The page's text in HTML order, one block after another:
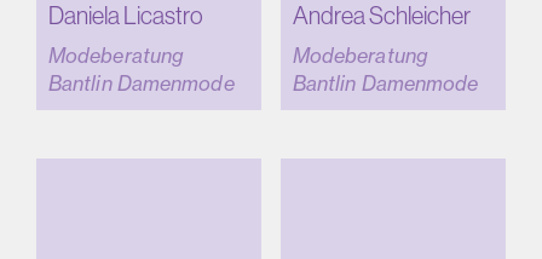
Daniela Licastro
Modeberatung
Bantlin Damenmode
Andrea Schleicher
Modeberatung
Bantlin Damenmode